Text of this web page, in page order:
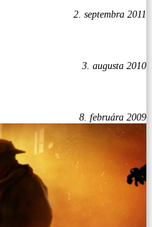
2. septembra 2011
3. augusta 2010
8. februára 2009